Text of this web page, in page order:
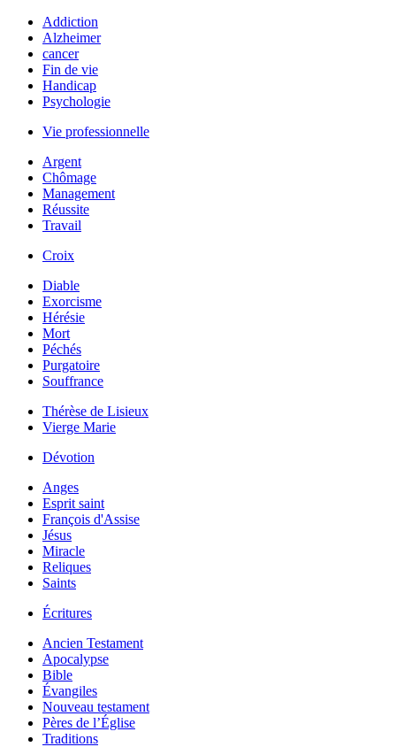
Addiction
Alzheimer
cancer
Fin de vie
Handicap
Psychologie
Vie professionnelle
Argent
Chômage
Management
Réussite
Travail
Croix
Diable
Exorcisme
Hérésie
Mort
Péchés
Purgatoire
Souffrance
Thérèse de Lisieux
Vierge Marie
Dévotion
Anges
Esprit saint
François d'Assise
Jésus
Miracle
Reliques
Saints
Écritures
Ancien Testament
Apocalypse
Bible
Évangiles
Nouveau testament
Pères de l’Église
Traditions